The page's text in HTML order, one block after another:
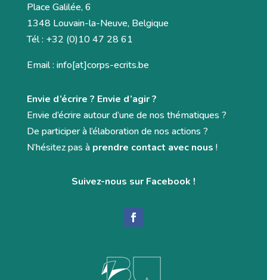
Place Galilée, 6
1348 Louvain-la-Neuve, Belgique
Tél : +32 (0)10 47 28 61
Email : info[at]corps-ecrits.be
Envie d’écrire ? Envie d’agir ?
Envie d’écrire autour d’une de nos thématiques ?
De participer à l’élaboration de nos actions ?
N’hésitez pas à prendre contact avec nous !
Suivez-nous sur Facebook !